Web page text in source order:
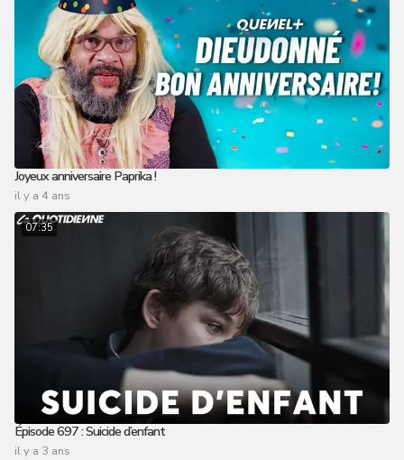
Joyeux anniversaire Paprika !
il y a 4 ans
07:35
Épisode 697 : Suicide d’enfant
il y a 3 ans